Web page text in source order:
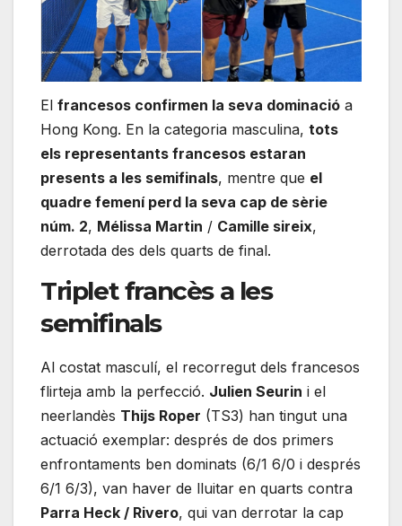
El francesos confirmen la seva dominació a
Hong Kong. En la categoria masculina, tots
els representants francesos estaran
presents a les semifinals, mentre que el
quadre femení perd la seva cap de sèrie
núm. 2, Mélissa Martin / Camille sireix,
derrotada des dels quarts de final.
Triplet francès a les
semifinals
Al costat masculí, el recorregut dels francesos
flirteja amb la perfecció. Julien Seurin i el
neerlandès Thijs Roper (TS3) han tingut una
actuació exemplar: després de dos primers
enfrontaments ben dominats (6/1 6/0 i després
6/1 6/3), van haver de lluitar en quarts contra
Parra Heck / Rivero, qui van derrotar la cap